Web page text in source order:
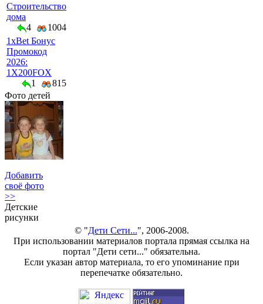
Строительство
дома
4
1004
1xBet Бонус
Промокод
2026:
1X200FOX
1
815
Фото детей
Добавить
своё фото
>>
Детские
рисунки
© "Дети Сети...", 2006-2008.
При использовании материалов портала прямая ссылка на
портал "Дети сети..." обязательна.
Если указан автор материала, то его упоминание при
перепечатке обязательно.